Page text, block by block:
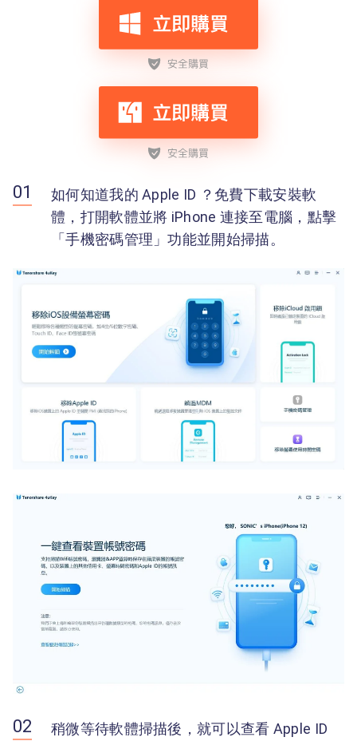
如何知道我的 Apple ID ？免費下載安裝軟
體，打開軟體並將 iPhone 連接至電腦，點擊
「手機密碼管理」功能並開始掃描。
稍微等待軟體掃描後，就可以查看 Apple ID